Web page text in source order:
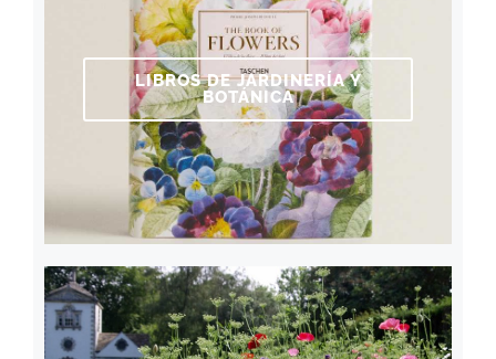
LIBROS DE JARDINERÍA Y
BOTÁNICA